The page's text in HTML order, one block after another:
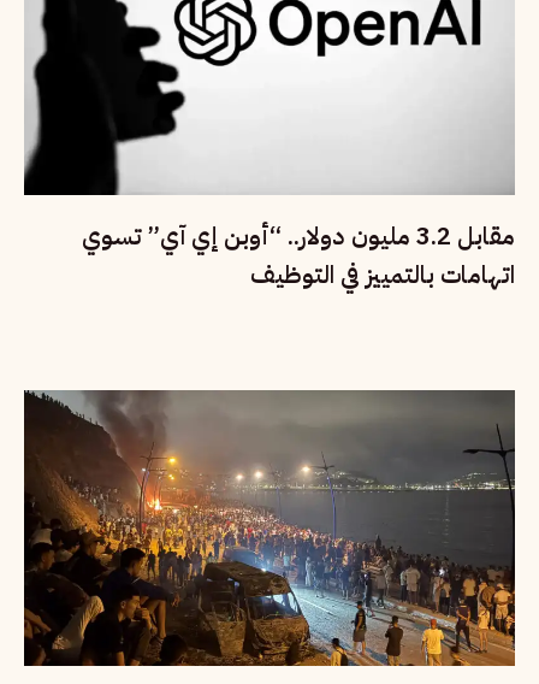
مقابل 3.2 مليون دولار.. “أوبن إي آي” تسوي
اتهامات بالتمييز في التوظيف